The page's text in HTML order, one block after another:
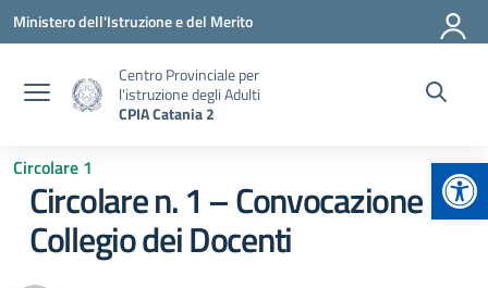
Vai ai contenuti
Vai al menu di navigazione
Vai al footer
Ministero dell'Istruzione e del Merito
Centro Provinciale per
l'istruzione degli Adulti
CPIA Catania 2
Circolare 1
Circolare n. 1 – Convocazione
Collegio dei Docenti